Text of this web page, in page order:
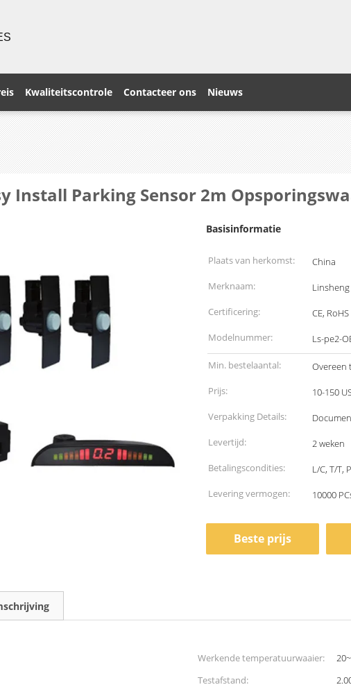
Kwaliteitscontrole Contacteer ons Nieuws
Install Parking Sensor 2m
Basisinformatie
Plaats van herkomst:
China
Merknaam:
Certificering:
CE, RoHS
Modelnummer:
Ls-pe2-
Min. bestelaantal:
Overeen
Prijs:
10-150
Verpakking Details:
Levertijd:
2 weken
Betalingscondities:
L/C, T/T,
Levering vermogen:
10000
Beste prijs
Werkende temperatuurwaaier:
Testafstand: